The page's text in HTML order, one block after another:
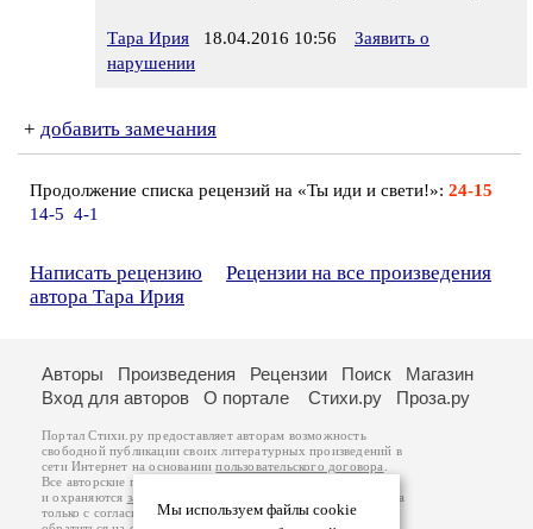
Тара Ирия 18.04.2016 10:56
Заявить о
нарушении
+ добавить замечания
Продолжение списка рецензий на «Ты иди и свети!»: 24-15
14-5 4-1
Написать рецензию
Рецензии на все произведения
автора Тара Ирия
Мы используем файлы cookie
Авторы Произведения Рецензии Поиск
Магазин
Вход для авторов
О портале Стихи.ру Проза.ру
Портал Стихи.ру предоставляет авторам возможность
свободной публикации своих литературных произведений в
сети Интернет на основаниипользовательского договора
Все авторские права на произведения принадлежат авторам
и охраняются законом
. Перепечатка произведений возможна
только с согласия его автора, к которому вы можете